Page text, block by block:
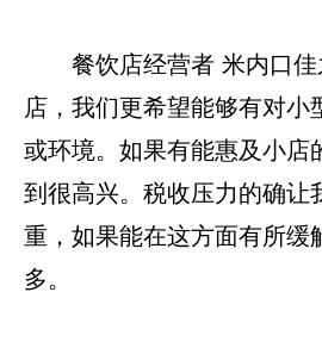
餐饮店经营者 米内口
店，我们更希望能够有对小
或环境。如果有能惠及小店
到很高兴。税收压力的确让
重，如果能在这方面有所缓
多。